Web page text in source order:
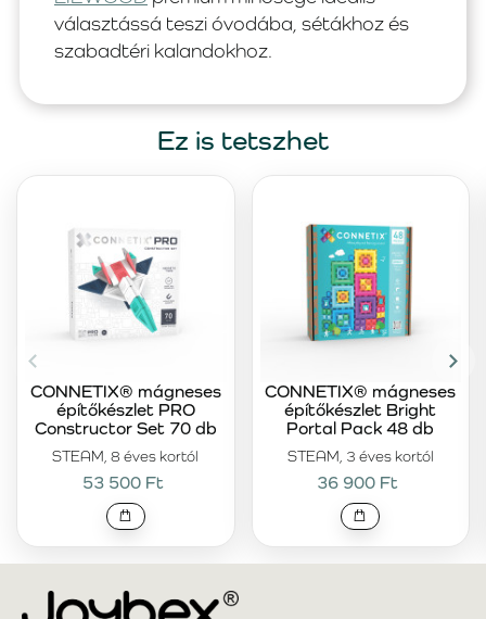
választássá teszi óvodába, sétákhoz és
szabadtéri kalandokhoz.
Ez is tetszhet
STEAM, 8 éves kortól
CONNETIX® mágneses
építőkészlet PRO
Constructor Set 70 db
53 500 Ft
STEAM, 3 éves kortól
CONNETIX® mágneses
építőkészlet Bright
Portal Pack 48 db
36 900 Ft